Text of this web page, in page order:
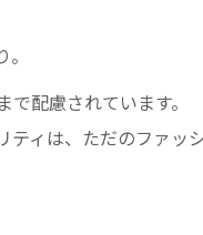
配慮されています。
ィは、ただのファッ